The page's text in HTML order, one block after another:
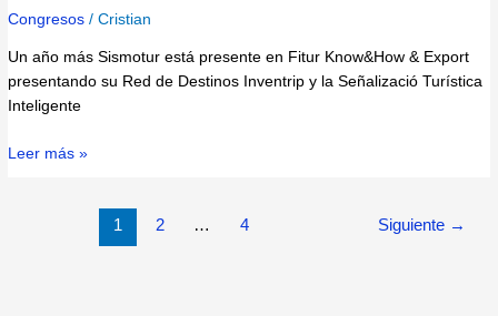
Congresos /Cristian
Un año más Sismotur está presente en Fitur Know&How & Export
presentando su Red de Destinos Inventrip y la Señalizació Turística
Inteligente
Leer más »
1 2 … 4 Siguiente →